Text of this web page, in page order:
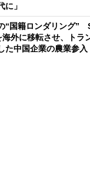
に」
“国籍ロンダリング”
外に移転させ、トラ
た中国企業の農業参